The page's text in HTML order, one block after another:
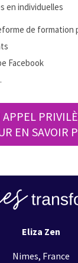
en individuelles
de formation
Facebook
EN SAVOIR
Eliza Zen
Nimes, France